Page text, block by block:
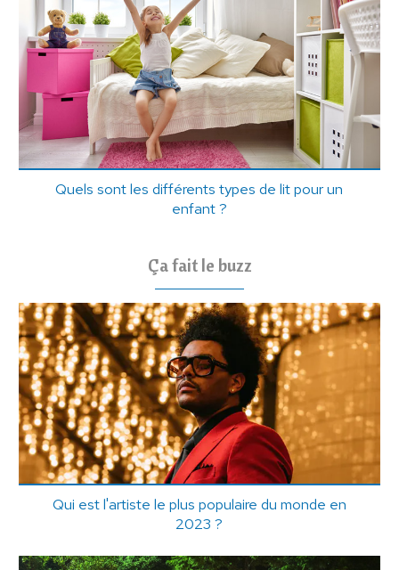
Quels sont les différents types de lit pour un
enfant ?
Ça fait le buzz
Qui est l'artiste le plus populaire du monde en
2023 ?